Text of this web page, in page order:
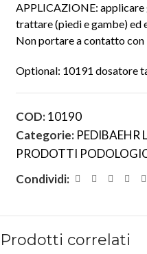
APPLICAZIONE: applicare
trattare (piedi e gambe) ed
Non portare a contatto con
Optional: 10191 dosatore
COD:10190
Categorie: PEDIBAEHR
PRODOTTI
Condividi:
Prodotti correlati